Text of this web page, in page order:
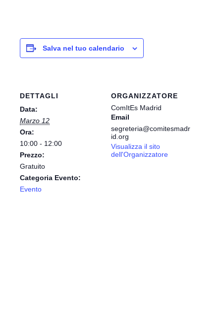
Salva nel tuo calendario
DETTAGLI
Data:
Marzo 12
Ora:
10:00 - 12:00
Prezzo:
Gratuito
Categoria Evento:
Evento
ORGANIZZATORE
ComItEs Madrid
Email
segreteria@comitesmadr
id.org
Visualizza il sito
dell'Organizzatore